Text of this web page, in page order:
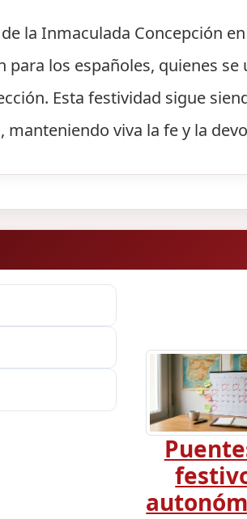
la Inmaculada Concepción
los españoles, quienes
Esta festividad sigue
manteniendo viva la fe y la